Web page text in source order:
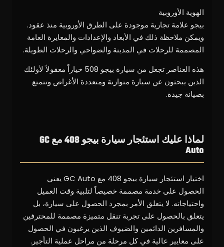
الهوية الأوروبية
بيجو علامة تجارية موجودة على الطرق الأوروبية منذ عقود.
ويمكن ملاحظة ذلك في الأبعاد والإعدادات والمعايرة العامة
المصممة للرحلات في المدينة والضواحي والرحلات الطويلة.
هذه العناصر تجعل من سيارة بيجو 508 خياراً معقولاً لأولئك
الذين يبحثون عن سيارة متوازنة ومتعددة الأغراض وتتمتع
بصيانة جيدة.
لماذا عليك استئجار سيارة بيجو 408 مع GC
Auto
اختيار استئجار سيارة بيجو 408 مع GC Auto يعني
الحصول على خدمة مصممة خصيصاً لتلبية وقت العميل
واحتياجاته. لا يتعلق الأمر بمجرد الحصول على سيارة، بل
يتعلق بالحصول على تجربة تنقل متميزة مصممة للمحترفين
والمسافرين الدائمين والضيوف الذين يرغبون في الحصول
على معايير عالية في كل مرحلة من مراحل عملية التأجير.